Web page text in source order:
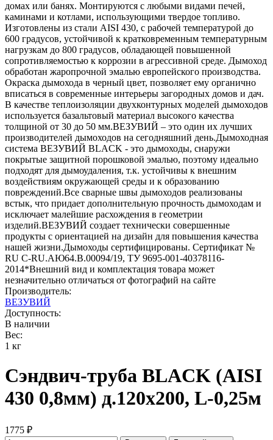
домах или банях. Монтируются с любыми видами печей,
каминами и котлами, использующими твердое топливо.
Изготовлены из стали AISI 430, с рабочей температурой до
600 градусов, устойчивой к кратковременным температурным
нагрузкам до 800 градусов, обладающей повышенной
сопротивляемостью к коррозии в агрессивной среде. Дымоход
обработан жаропрочной эмалью европейского производства.
Окраска дымохода в черный цвет, позволяет ему органично
вписаться в современные интерьеры загородных домов и дач.
В качестве теплоизоляции двухконтурных моделей дымоходов
используется базальтовый материал высокого качества
толщиной от 30 до 50 мм.ВЕЗУВИЙ – это один их лучших
производителей дымоходов на сегодняшний день.Дымоходная
система ВЕЗУВИЙ BLACK - это дымоходы, снаружи
покрытые защитной порошковой эмалью, поэтому идеально
подходят для дымоудаления, т.к. устойчивы к внешним
воздействиям окружающей среды и к образованию
повреждений.Все сварные швы дымоходов реализованы
встык, что придает дополнительную прочность дымоходам и
исключает малейшие расхождения в геометрии
изделий.ВЕЗУВИЙ создает технически совершенные
продукты с ориентацией на дизайн для повышения качества
нашей жизни.Дымоходы сертифицированы. Сертификат №
RU C-RU.АЮ64.В.00094/19, ТУ 9695-001-40378116-
2014*Внешний вид и комплектация товара может
незначительно отличаться от фотографий на сайте
Производитель:
ВЕЗУВИЙ
Доступность:
В наличии
Вес:
1 кг
Сэндвич-труба BLACK (AISI
430 0,8мм) д.120х200, L-0,25м
1775 ₽